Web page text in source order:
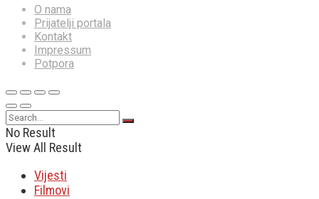
O nama
Prijatelji portala
Kontakt
Impressum
Potpora
No Result
View All Result
Vijesti
Filmovi